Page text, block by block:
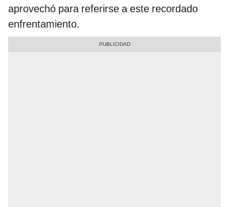
aprovechó para referirse a este recordado
enfrentamiento.